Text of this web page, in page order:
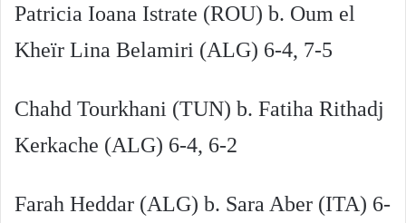
Patricia Ioana Istrate (ROU) b. Oum el
Kheïr Lina Belamiri (ALG) 6-4, 7-5
Chahd Tourkhani (TUN) b. Fatiha Rithadj
Kerkache (ALG) 6-4, 6-2
Farah Heddar (ALG) b. Sara Aber (ITA) 6-